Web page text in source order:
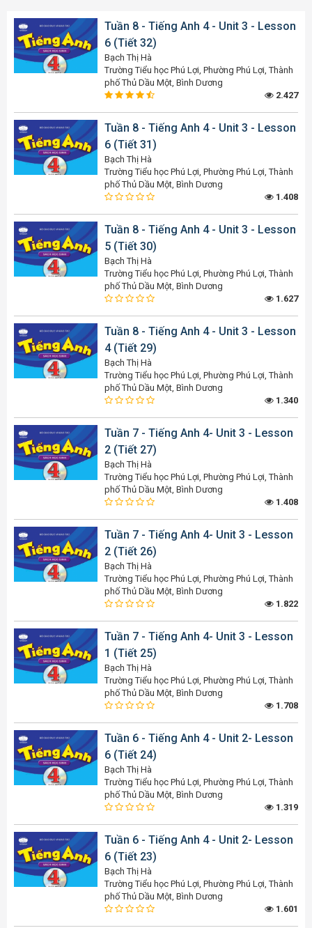
Tuần 8 - Tiếng Anh 4 - Unit 3 - Lesson
6 (Tiết 32)
Bạch Thị Hà
Trường Tiểu học Phú Lợi, Phường Phú Lợi, Thành
phố Thủ Dầu Một, Bình Dương
2.427
Tuần 8 - Tiếng Anh 4 - Unit 3 - Lesson
6 (Tiết 31)
Bạch Thị Hà
Trường Tiểu học Phú Lợi, Phường Phú Lợi, Thành
phố Thủ Dầu Một, Bình Dương
1.408
Tuần 8 - Tiếng Anh 4 - Unit 3 - Lesson
5 (Tiết 30)
Bạch Thị Hà
Trường Tiểu học Phú Lợi, Phường Phú Lợi, Thành
phố Thủ Dầu Một, Bình Dương
1.627
Tuần 8 - Tiếng Anh 4 - Unit 3 - Lesson
4 (Tiết 29)
Bạch Thị Hà
Trường Tiểu học Phú Lợi, Phường Phú Lợi, Thành
phố Thủ Dầu Một, Bình Dương
1.340
Tuần 7 - Tiếng Anh 4- Unit 3 - Lesson
2 (Tiết 27)
Bạch Thị Hà
Trường Tiểu học Phú Lợi, Phường Phú Lợi, Thành
phố Thủ Dầu Một, Bình Dương
1.408
Tuần 7 - Tiếng Anh 4- Unit 3 - Lesson
2 (Tiết 26)
Bạch Thị Hà
Trường Tiểu học Phú Lợi, Phường Phú Lợi, Thành
phố Thủ Dầu Một, Bình Dương
1.822
Tuần 7 - Tiếng Anh 4- Unit 3 - Lesson
1 (Tiết 25)
Bạch Thị Hà
Trường Tiểu học Phú Lợi, Phường Phú Lợi, Thành
phố Thủ Dầu Một, Bình Dương
1.708
Tuần 6 - Tiếng Anh 4 - Unit 2- Lesson
6 (Tiết 24)
Bạch Thị Hà
Trường Tiểu học Phú Lợi, Phường Phú Lợi, Thành
phố Thủ Dầu Một, Bình Dương
1.319
Tuần 6 - Tiếng Anh 4 - Unit 2- Lesson
6 (Tiết 23)
Bạch Thị Hà
Trường Tiểu học Phú Lợi, Phường Phú Lợi, Thành
phố Thủ Dầu Một, Bình Dương
1.601